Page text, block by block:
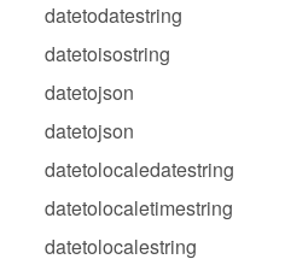
datetodatestring
datetoisostring
datetojson
datetojson
datetolocaledatestring
datetolocaletimestring
datetolocalestring